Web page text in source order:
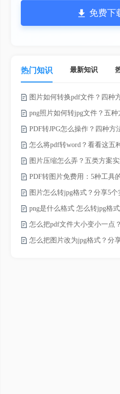
免费下
热门知识 最新知识
怎么将pdf转word？看看这五
图片怎么转jpg格式？分享5个
怎么把图片改为jpg格式？分